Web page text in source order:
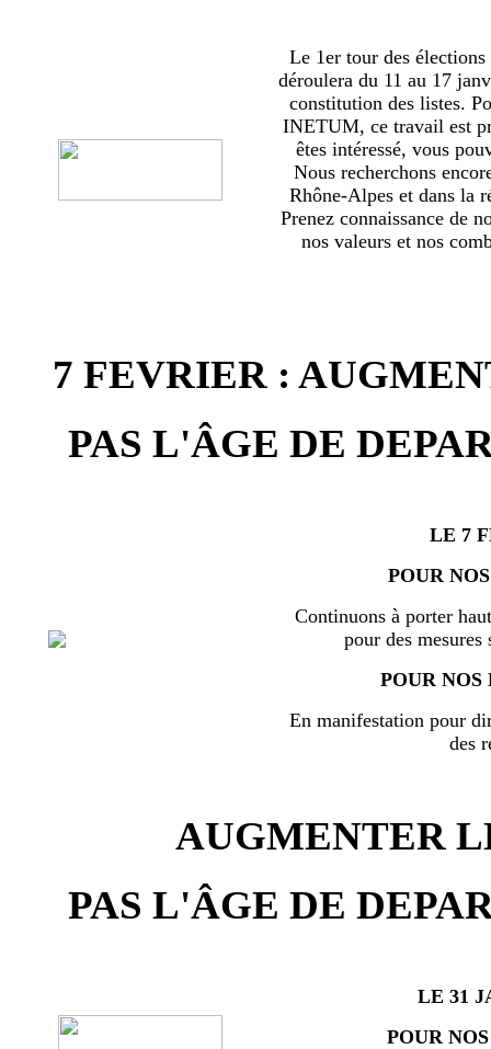
Le 1er tour des
déroulera du 11 au 17
constitution des listes.
INETUM, ce travail est
êtes intéressé, vous
Nous recherchons
Rhône-Alpes et dans la
Prenez connaissance de
nos valeurs et nos
7 FEVRIER :
PAS L'ÂGE DE
LE 7
POUR
Continuons à porter
pour des
POUR
En manifestation pour
des
AUGMENTER
PAS L'ÂGE DE
LE 31
POUR